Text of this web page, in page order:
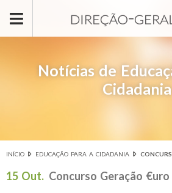
Notícias de
Cidadania
Está aqui
INÍCIO EDUCAÇÃO PARA A CIDADANIA
15 Out. Concurso Geração €uro